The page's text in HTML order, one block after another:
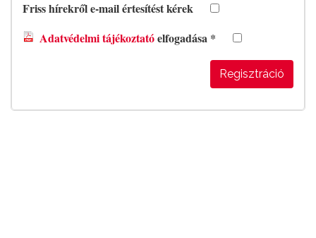
Friss hírekről e-mail értesítést kérek
Adatvédelmi tájékoztatóelfogadása *
Regisztráció